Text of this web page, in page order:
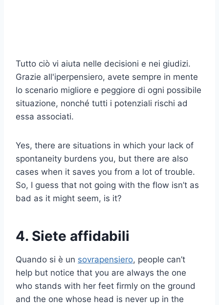
Tutto ciò vi aiuta nelle decisioni e nei giudizi.
Grazie all'iperpensiero, avete sempre in mente
lo scenario migliore e peggiore di ogni possibile
situazione, nonché tutti i potenziali rischi ad
essa associati.
Yes, there are situations in which your lack of
spontaneity burdens you, but there are also
cases when it saves you from a lot of trouble.
So, I guess that not going with the flow isn’t as
bad as it might seem, is it?
4. Siete affidabili
Quando si è un sovrapensiero, people can’t
help but notice that you are always the one
who stands with her feet firmly on the ground
and the one whose head is never up in the